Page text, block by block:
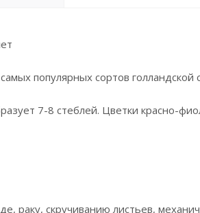
популярных сортов
7-8 стеблей. Цветки красно-
раку, скручиванию листьев,